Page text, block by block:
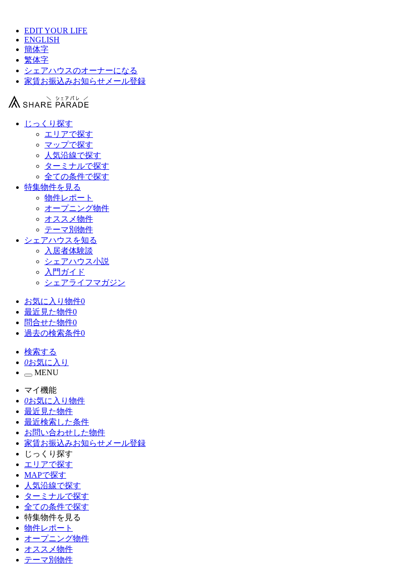
EDIT YOUR LIFE
ENGLISH
簡体字
繁体字
シェアハウスのオーナーになる
家賃お振込みお知らせメール登録
じっくり探す
エリアで探す
マップで探す
人気沿線で探す
ターミナルで探す
全ての条件で探す
特集物件を見る
物件レポート
オープニング物件
オススメ物件
テーマ別物件
シェアハウスを知る
入居者体験談
シェアハウス小説
入門ガイド
シェアライフマガジン
お気に入り物件0
最近見た物件0
問合せた物件0
過去の検索条件0
検索する
0お気に入り
MENU
マイ機能
0お気に入り物件
最近見た物件
最近検索した条件
お問い合わせした物件
家賃お振込みお知らせメール登録
じっくり探す
エリアで探す
MAPで探す
人気沿線で探す
ターミナルで探す
全ての条件で探す
特集物件を見る
物件レポート
オープニング物件
オススメ物件
テーマ別物件